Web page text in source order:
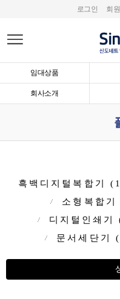
로그인 회
임대상품
회사소개
흑백디지털복합기
소형복합
디지털인쇄기
문서세단기